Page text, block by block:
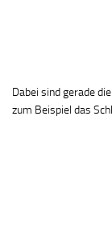
Dabei sind gerade
zum Beispiel das